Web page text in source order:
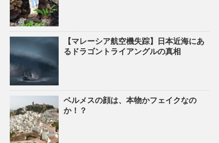
【マレーシア航空機失踪】日本近海にあ
るドラゴントライアングルの真相
ベルメスの顔は、本物かフェイクなの
か！？